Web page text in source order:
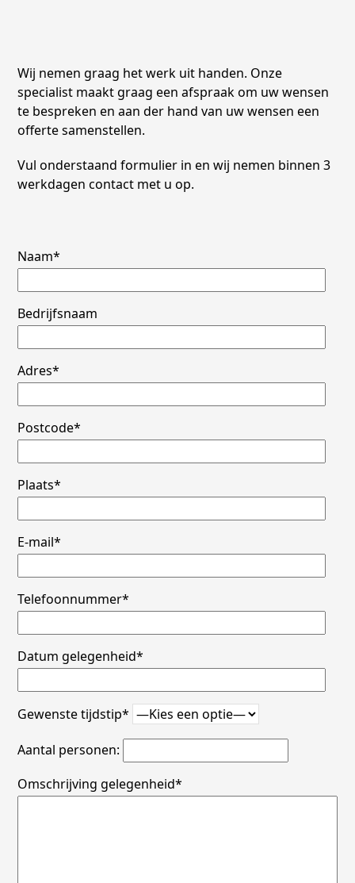
Wij nemen graag het werk uit handen. Onze
specialist maakt graag een afspraak om uw wensen
te bespreken en aan der hand van uw wensen een
offerte samenstellen.
Vul onderstaand formulier in en wij nemen binnen 3
werkdagen contact met u op.
Naam*
Bedrijfsnaam
Adres*
Postcode*
Plaats*
E-mail*
Telefoonnummer*
Datum gelegenheid*
Gewenste tijdstip*
Aantal personen:
Omschrijving gelegenheid*